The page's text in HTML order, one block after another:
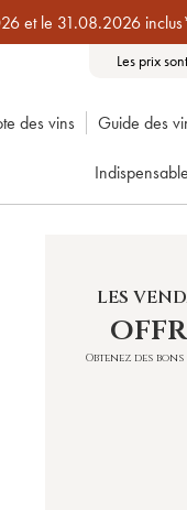
et le 31.08.2026
Les prix
des vins Guide des
LES
Obtenez des